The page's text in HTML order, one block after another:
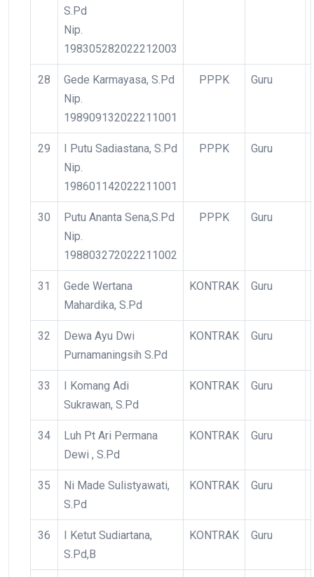
S.Pd
Nip.
198305282022212003
28
Gede Karmayasa, S.Pd
Nip.
198909132022211001
PPPK Guru
29
I Putu Sadiastana, S.Pd
Nip.
198601142022211001
PPPK Guru
30
Putu Ananta Sena,S.Pd
Nip.
198803272022211002
PPPK Guru
31
Gede Wertana
Mahardika, S.Pd
KONTRAK Guru
32
Dewa Ayu Dwi
Purnamaningsih S.Pd
KONTRAK Guru
33
I Komang Adi
Sukrawan, S.Pd
KONTRAK Guru
34
Luh Pt Ari Permana
Dewi , S.Pd
KONTRAK Guru
35
Ni Made Sulistyawati,
S.Pd
KONTRAK Guru
36
I Ketut Sudiartana,
S.Pd,B
KONTRAK Guru